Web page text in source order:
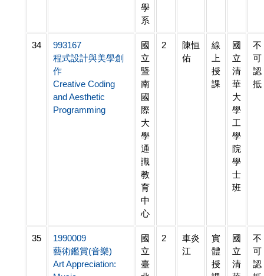
學
系
34
993167
程式設計與美學創
作
Creative Coding
and Aesthetic
Programming
國
立
暨
南
國
際
大
學
通
識
教
育
中
心
2
陳恒
佑
線
上
授
課
國
立
清
華
大
學
工
學
院
學
士
班
不
可
認
抵
35
1990009
藝術鑑賞(音樂)
Art Appreciation:
國
立
臺
2
車炎
江
實
體
授
國
立
清
不
可
認